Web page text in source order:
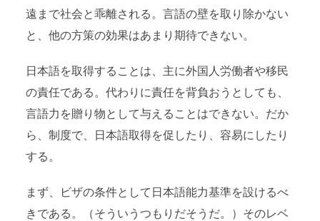
遠まで社会と乖離される。言語の壁を取り除かない
と、他の方策の効果はあまり期待できない。
日本語を取得することは、主に外国人労働者や移民
の責任である。代わりに責任を背負おうとしても、
言語力を贈り物として与えることはできない。だか
ら、制度で、日本語取得を促したり、容易にしたり
する。
まず、ビザの条件として日本語能力基準を設けるべ
きである。（そういうつもりだそうだ。）そのレベ